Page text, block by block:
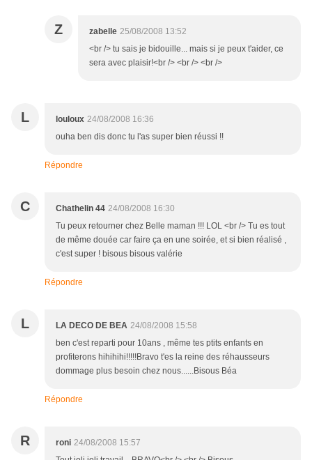
Z zabelle 25/08/2008 13:52
<br /> tu sais je bidouille... mais si je peux t'aider, ce
sera avec plaisir!<br /> <br /> <br />
L louloux 24/08/2008 16:36
ouha ben dis donc tu l'as super bien réussi !!
Répondre
C Chathelin 44 24/08/2008 16:30
Tu peux retourner chez Belle maman !!! LOL <br /> Tu es tout
de même douée car faire ça en une soirée, et si bien réalisé ,
c'est super ! bisous bisous valérie
Répondre
L LA DECO DE BEA 24/08/2008 15:58
ben c'est reparti pour 10ans , même tes ptits enfants en
profiterons hihihihi!!!!!Bravo t'es la reine des réhausseurs
dommage plus besoin chez nous......Bisous Béa
Répondre
R roni 24/08/2008 15:57